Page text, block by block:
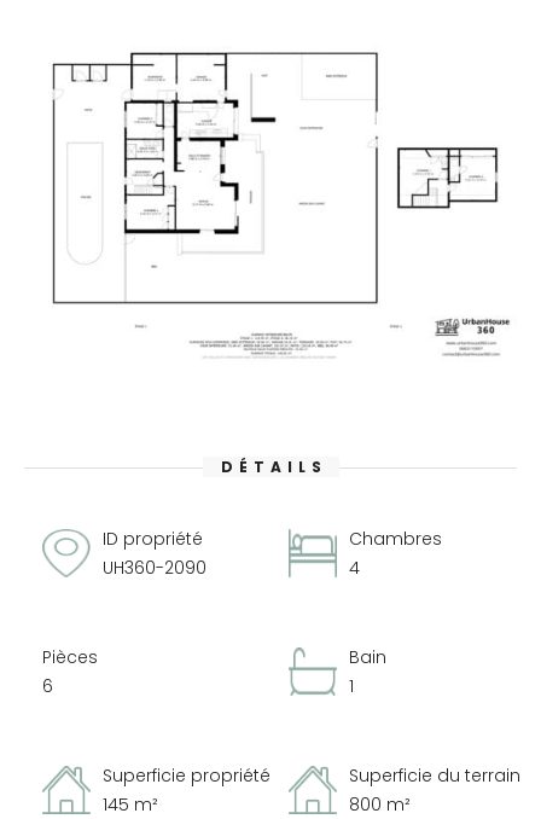
DÉTAILS
ID propriété
UH360-2090
Chambres
4
Pièces
6
Bain
1
Superficie propriété
145 m²
Superficie du terrain
800 m²